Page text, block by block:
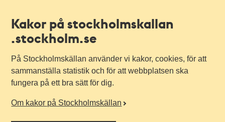
Kakor på stockholmskallan
.stockholm.se
På Stockholmskällan använder vi kakor, cookies, för att
sammanställa statistik och för att webbplatsen ska
fungera på ett bra sätt för dig.
Om kakor på Stockholmskällan